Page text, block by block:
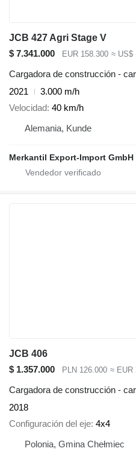
JCB 427 Agri Stage V
$ 7.341.000
EUR 158.300 ≈ US$
Cargadora de construcción -
2021
3.000 m/h
Velocidad 40 km/h
Alemania, Kunde
Merkantil Export-Import GmbH
JCB 406
$ 1.357.000
PLN 126.000 ≈ EUR
Cargadora de construcción -
2018
Configuración del eje 4x4
Polonia, Gmina Chełmiec